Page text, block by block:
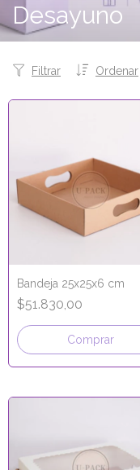
Desayuno
Ordenar
Filtrar
Bandeja 25x25x6 cm
$51.830,00
Comprar